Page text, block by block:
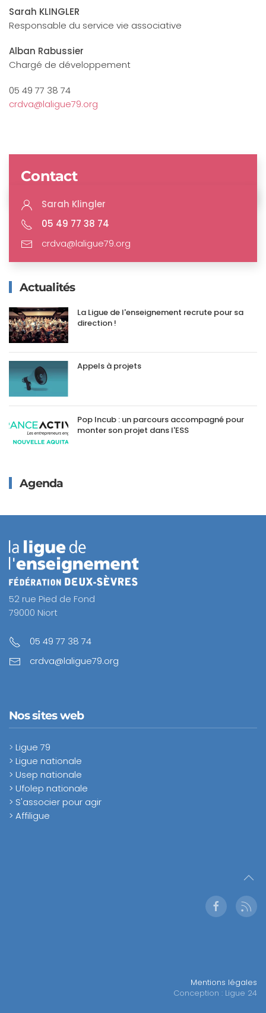
Sarah KLINGLER
Responsable du service vie associative
Alban Rabussier
Chargé de développement
05 49 77 38 74
crdva@laligue79.org
Contact
Sarah Klingler
05 49 77 38 74
crdva@laligue79.org
Actualités
La Ligue de l'enseignement recrute pour sa
direction !
Appels à projets
Pop Incub : un parcours accompagné pour
monter son projet dans l'ESS
Agenda
52 rue Pied de Fond
79000 Niort
05 49 77 38 74
crdva@laligue79.org
Nos sites web
> Ligue 79
> Ligue nationale
> Usep nationale
> Ufolep nationale
> S'associer pour agir
> Affiligue
Mentions légales
Conception : Ligue 24